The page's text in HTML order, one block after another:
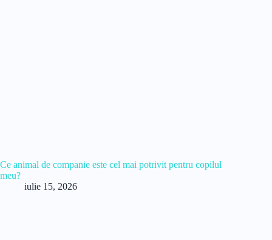
Ce animal de companie este cel mai potrivit pentru copilul
meu?
iulie 15, 2026